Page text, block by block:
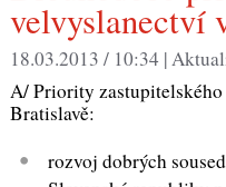
velvyslanectví
18.03.2013 / 10:34 |
A/ Priority
Bratislavě:
rozvoj dobrých